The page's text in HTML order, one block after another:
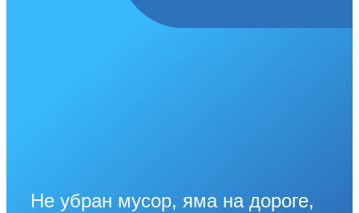
Не убран мусор, яма на дороге,